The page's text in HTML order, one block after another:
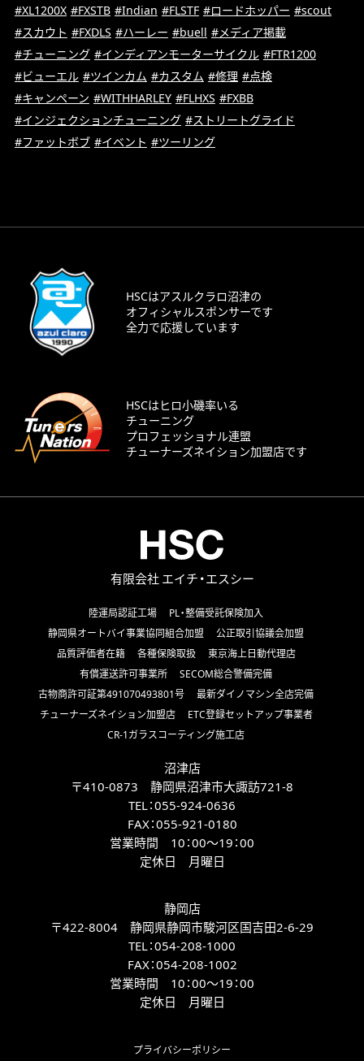
#XL1200X #FXSTB #Indian #FLSTF #ロードホッパー #scout
#スカウト #FXDLS #ハーレー #buell #メディア掲載
#チューニング #インディアンモーターサイクル #FTR1200
#ビューエル #ツインカム #カスタム #修理 #点検
#キャンペーン #WITHHARLEY #FLHXS #FXBB
#インジェクションチューニング #ストリートグライド
#ファットボブ #イベント #ツーリング
HSCはアスルクラロ沼津の
オフィシャルスポンサーです
全力で応援しています
HSCはヒロ小磯率いる
チューニング
プロフェッショナル連盟
チューナーズネイション加盟店です
有限会社 エイチ・エスシー
陸運局認証工場
PL・整備受託保険加入
静岡県オートバイ事業協同組合加盟
公正取引協議会加盟
品質評価者在籍
各種保険取扱
東京海上日動代理店
有償運送許可事業所
SECOM総合警備完備
古物商許可証第491070493801号
最新ダイノマシン全店完備
チューナーズネイション加盟店
ETC登録セットアップ事業者
CR-1ガラスコーティング施工店
沼津店
〒410-0873 静岡県沼津市大諏訪721-8
TEL：055-924-0636
FAX：055-921-0180
営業時間 10：00～19：00
定休日 月曜日
静岡店
〒422-8004 静岡県静岡市駿河区国吉田2-6-29
TEL：054-208-1000
FAX：054-208-1002
営業時間 10：00～19：00
定休日 月曜日
プライバシーポリシー